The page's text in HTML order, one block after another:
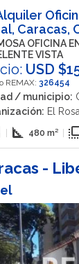
Caracas,
VENOFICINA
VISTA
USD
REMAX: 326454
/ municipio:
El Rosal
| square_foot 480 m² |
-